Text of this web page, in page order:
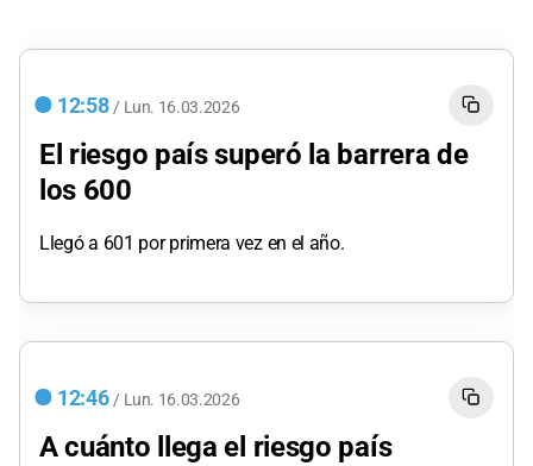
12:58 / Lun. 16.03.2026
El riesgo país superó la barrera de
los 600
Llegó a 601 por primera vez en el año.
12:46 / Lun. 16.03.2026
A cuánto llega el riesgo país